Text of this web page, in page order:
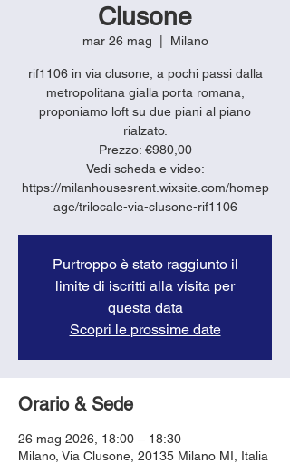
Clusone
mar 26 mag Milano
rif1106 in via clusone, a pochi passi dalla
metropolitana gialla porta romana,
proponiamo loft su due piani al piano
rialzato.
Prezzo: €980,00
Vedi scheda e video:
https://milanhousesrent.wixsite.com/homep
age/trilocale-via-clusone-rif1106
Purtroppo è stato raggiunto il
limite di iscritti alla visita per
questa data
Scopri le prossime date
Orario & Sede
26 mag 2026, 18:00 – 18:30
Milano, Via Clusone, 20135 Milano MI, Italia